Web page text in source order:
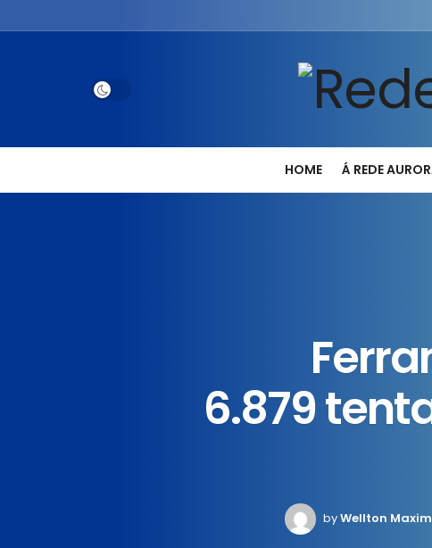
HOME Á REDE
6.879
byWellton